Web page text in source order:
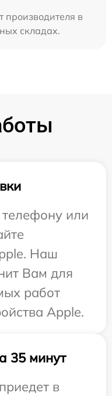
производителя в
складах.
или
Наш
Вам для
работ
Apple.
35 минут
в